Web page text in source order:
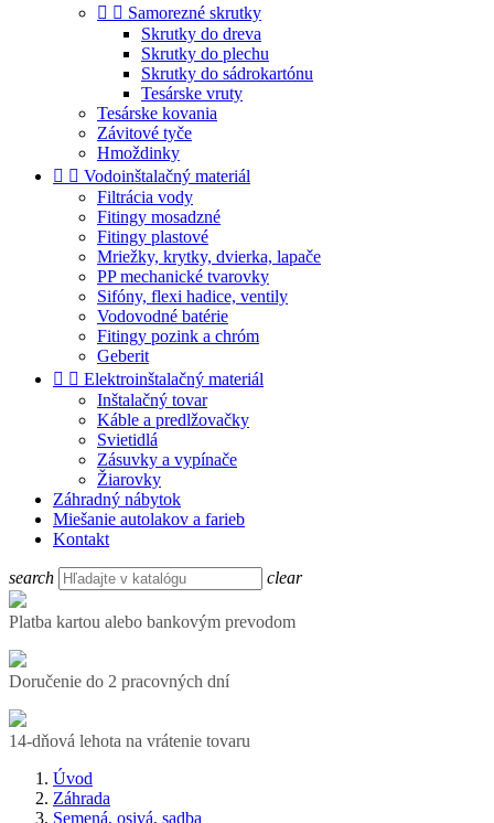
  Samorezné skrutky
Skrutky do dreva
Skrutky do plechu
Skrutky do sádrokartónu
Tesárske vruty
Tesárske kovania
Závitové tyče
Hmoždinky
  Vodoinštalačný materiál
Filtrácia vody
Fitingy mosadzné
Fitingy plastové
Mriežky, krytky, dvierka, lapače
PP mechanické tvarovky
Sifóny, flexi hadice, ventily
Vodovodné batérie
Fitingy pozink a chróm
Geberit
  Elektroinštalačný materiál
Inštalačný tovar
Káble a predlžovačky
Svietidlá
Zásuvky a vypínače
Žiarovky
Záhradný nábytok
Miešanie autolakov a farieb
Kontakt
search clear
Platba kartou alebo bankovým prevodom
Doručenie do 2 pracovných dní
14-dňová lehota na vrátenie tovaru
Úvod
Záhrada
Semená, osivá, sadba